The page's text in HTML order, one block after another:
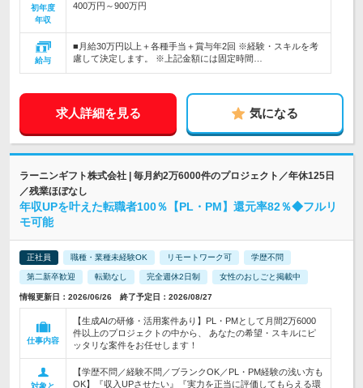
初年度
年収
400万円～900万円
給与
■月給30万円以上＋各種手当＋賞与年2回 ※経験・スキルを考
慮して決定します。 ※上記金額には固定時間…
求人詳細を見る 気になる
ラーニンギフト株式会社 | 毎月約2万6000件のプロジェクト／年休125日
／残業ほぼなし
年収UPを叶えた転職者100％【PL・PM】還元率82％◆フルリ
モ可能
正社員 職種・業種未経験OK リモートワーク可 学歴不問
第二新卒歓迎 転勤なし 完全週休2日制 女性のおしごと掲載中
情報更新日：2026/06/26 終了予定日：2026/08/27
仕事内容
【生成AIの研修・活用案件あり】PL・PMとして月間2万6000
件以上のプロジェクトの中から、 あなたの希望・スキルにピ
ッタリな案件をお任せします！
対象と
【学歴不問／経験不問／ブランクOK／PL・PM経験の浅い方も
OK】『収入UPさせたい』『実力を正当に評価してもらえる環